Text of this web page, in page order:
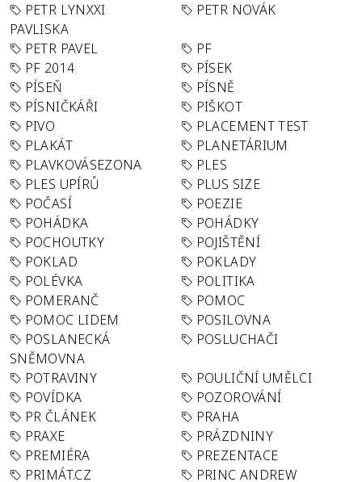
PETR LYNXXI
PAVLISKA
PETR NOVÁK
PETR PAVEL
PF
PF 2014
PÍSEK
PÍSEŇ
PÍSNĚ
PÍSNIČKÁŘI
PIŠKOT
PIVO
PLACEMENT TEST
PLAKÁT
PLANETÁRIUM
PLAVKOVÁSEZONA
PLES
PLES UPÍRŮ
PLUS SIZE
POČASÍ
POEZIE
POHÁDKA
POHÁDKY
POCHOUTKY
POJIŠTĚNÍ
POKLAD
POKLADY
POLÉVKA
POLITIKA
POMERANČ
POMOC
POMOC LIDEM
POSILOVNA
POSLANECKÁ
SNĚMOVNA
POSLUCHAČI
POTRAVINY
POULIČNÍ UMĚLCI
POVÍDKA
POZOROVÁNÍ
PR ČLÁNEK
PRAHA
PRAXE
PRÁZDNINY
PREMIÉRA
PREZENTACE
PRIMÁT.CZ
PRINC ANDREW